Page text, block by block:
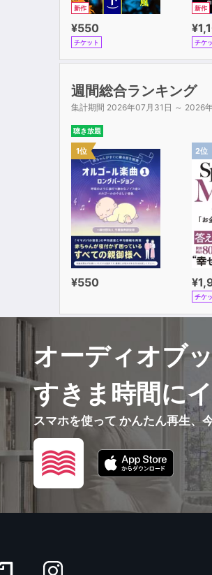
新作
¥550
チケット
新作
チケ
週間総合ランキング
集計期間 2026年07月31日 ～ 2026
聴き放題
1位
¥550
2位
チケ
オーディオブ
すきま時間に
スマホを使って かんたん再生、